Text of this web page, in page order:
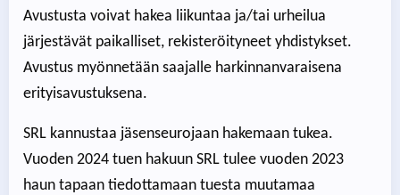
Avustusta voivat hakea liikuntaa ja/tai urheilua
järjestävät paikalliset, rekisteröityneet yhdistykset.
Avustus myönnetään saajalle harkinnanvaraisena
erityisavustuksena.
SRL kannustaa jäsenseurojaan hakemaan tukea.
Vuoden 2024 tuen hakuun SRL tulee vuoden 2023
haun tapaan tiedottamaan tuesta muutamaa